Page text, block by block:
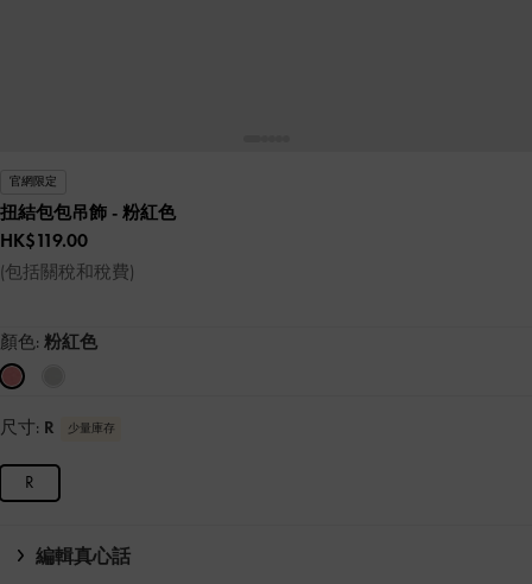
官網限定
扭結包包吊飾 - 粉紅色
HK$119.00
(包括關稅和稅費)
顏色: 粉紅色
尺寸: R 少量庫存
R
編輯真心話